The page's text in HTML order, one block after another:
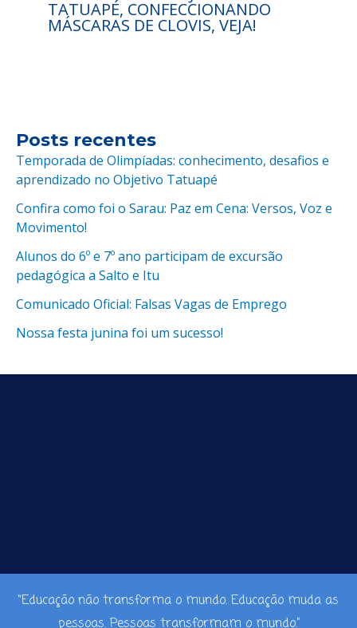
TATUAPÉ, CONFECCIONANDO
MÁSCARAS DE CLOVIS, VEJA!
Posts recentes
Temporada de Olimpíadas: conhecimento, desafios e
aprendizado no Objetivo Tatuapé
Confira como foi o Sarau: Paz em Cena: Versos, Voz e
Movimento!
Alunos do 6º e 7º ano participam de excursão
pedagógica a Salto e Itu
Comunicado Oficial: Falsas Vagas de Emprego
Nossa festa junina foi um sucesso!
“Educação não transforma o mundo. Educação muda as
pessoas. Pessoas transformam o mundo.”